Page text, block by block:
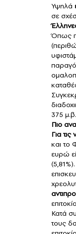
Υψηλά
σε
Όπως
375
Πιο
Για
και το
ευρώ
Κατά
τους